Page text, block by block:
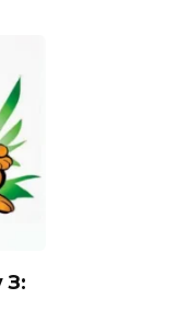
З: